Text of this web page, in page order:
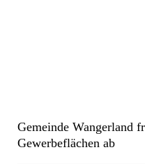
Gemeinde Wangerland
Gewerbeflächen ab